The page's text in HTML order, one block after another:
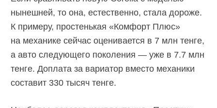
нынешней, то она, естественно, стала дороже.
К примеру, простенькая «Комфорт Плюс»
на механике сейчас оценивается в 7 млн тенге,
а авто следующего поколения — уже в 7.7 млн
тенге. Доплата за вариатор вместо механики
составит 330 тысяч тенге.